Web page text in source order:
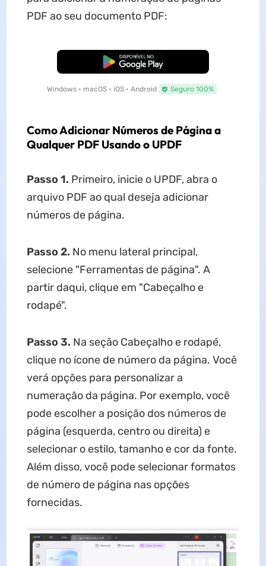
PDF ao seu documento PDF:
Baixar Grátis
Windows • macOS • iOS • Android Seguro 100%
Como Adicionar Números de Página a
Qualquer PDF Usando o UPDF
Passo 1. Primeiro, inicie o UPDF, abra o
arquivo PDF ao qual deseja adicionar
números de página.
Passo 2. No menu lateral principal,
selecione "Ferramentas de página". A
partir daqui, clique em "Cabeçalho e
rodapé".
Passo 3. Na seção Cabeçalho e rodapé,
clique no ícone de número da página. Você
verá opções para personalizar a
numeração da página. Por exemplo, você
pode escolher a posição dos números de
página (esquerda, centro ou direita) e
selecionar o estilo, tamanho e cor da fonte.
Além disso, você pode selecionar formatos
de número de página nas opções
fornecidas.